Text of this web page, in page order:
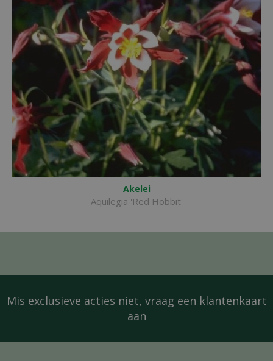
Akelei
Aquilegia 'Red Hobbit'
Mis exclusieve acties niet, vraag een klantenkaart
aan